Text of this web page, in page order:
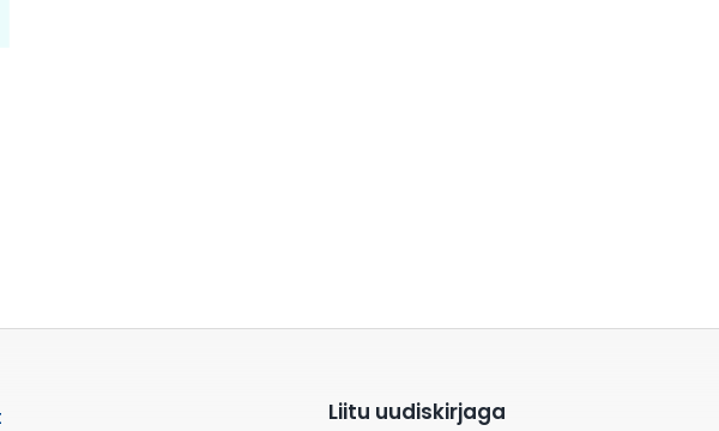
Liitu uudiskirjaga